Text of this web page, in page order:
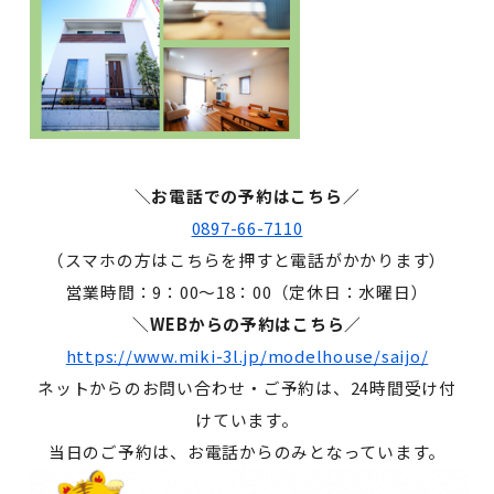
＼お電話での予約はこちら／
0897-66-7110
（スマホの方はこちらを押すと電話がかかります）
営業時間：9：00～18：00（定休日：水曜日）
＼WEBからの予約はこちら／
https://www.miki-3l.jp/modelhouse/saijo/
ネットからのお問い合わせ・ご予約は、24時間受け付
けています。
当日のご予約は、お電話からのみとなっています。